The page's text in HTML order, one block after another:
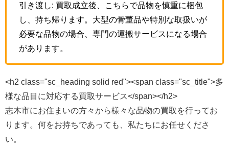
引き渡し: 買取成立後、こちらで品物を慎重に梱包
し、持ち帰ります。大型の骨董品や特別な取扱いが
必要な品物の場合、専門の運搬サービスになる場合
があります。
<h2 class="sc_heading solid red"><span class="sc_title">多
様な品目に対応する買取サービス</span></h2>
志木市にお住まいの方々から様々な品物の買取を行ってお
ります。何をお持ちであっても、私たちにお任せくださ
い。